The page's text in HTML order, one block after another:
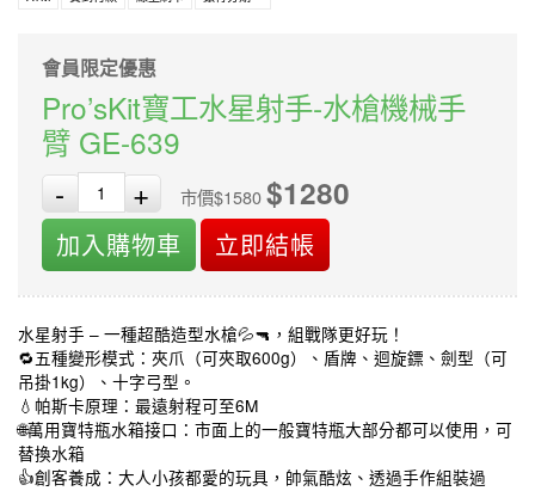
會員限定優惠
Pro’sKit寶工水星射手-水槍機械手
臂 GE-639
-
+ 市價$1580$1280
加入購物車 立即結帳
水星射手 – 一種超酷造型水槍💦🔫，組戰隊更好玩！
🔁五種變形模式：夾爪（可夾取600g）、盾牌、迴旋鏢、劍型（可
吊掛1kg）、十字弓型。
💧帕斯卡原理：最遠射程可至6M
🌐萬用寶特瓶水箱接口：市面上的一般寶特瓶大部分都可以使用，可
替換水箱
👍創客養成：大人小孩都愛的玩具，帥氣酷炫、透過手作組裝過